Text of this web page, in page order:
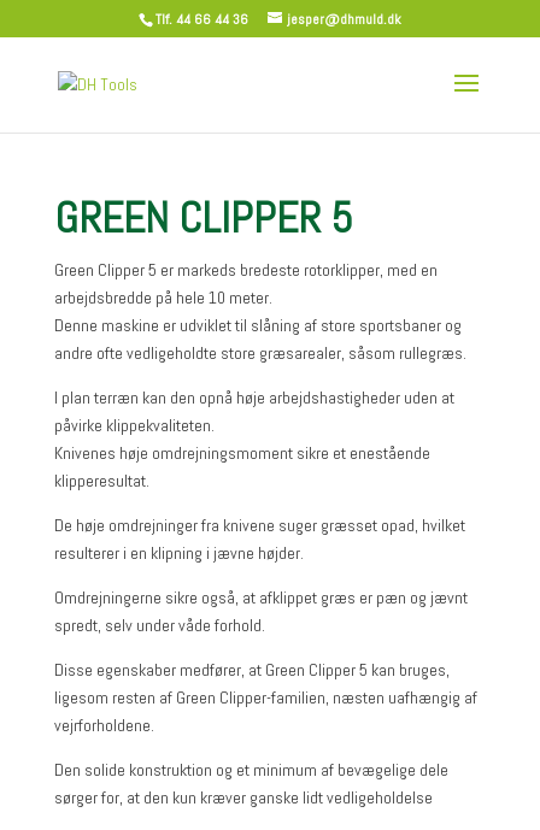
Tlf. 44 66 44 36 jesper@dhmuld.dk
GREEN CLIPPER 5
Green Clipper 5 er markeds bredeste rotorklipper, med en
arbejdsbredde på hele 10 meter.
Denne maskine er udviklet til slåning af store sportsbaner og
andre ofte vedligeholdte store græsarealer, såsom rullegræs.
I plan terræn kan den opnå høje arbejdshastigheder uden at
påvirke klippekvaliteten.
Knivenes høje omdrejningsmoment sikre et enestående
klipperesultat.
De høje omdrejninger fra knivene suger græsset opad, hvilket
resulterer i en klipning i jævne højder.
Omdrejningerne sikre også, at afklippet græs er pæn og jævnt
spredt, selv under våde forhold.
Disse egenskaber medfører, at Green Clipper 5 kan bruges,
ligesom resten af ​​Green Clipper-familien, næsten uafhængig af
vejrforholdene.
Den solide konstruktion og et minimum af bevægelige dele
sørger for, at den kun kræver ganske lidt vedligeholdelse